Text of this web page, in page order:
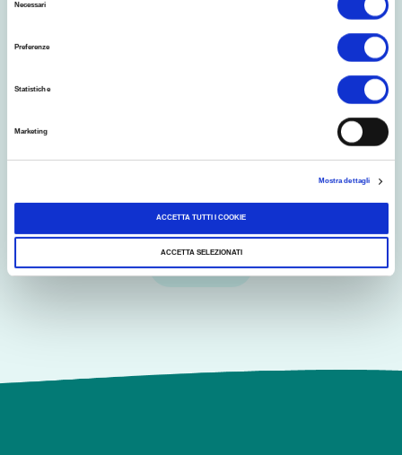
o
s
Necessari
Preferenze
Statistiche
Marketing
Mostra dettagli
ACCETTA TUTTI I COOKIE
ACCETTA SELEZIONATI
Leggi la Privacy Policy.